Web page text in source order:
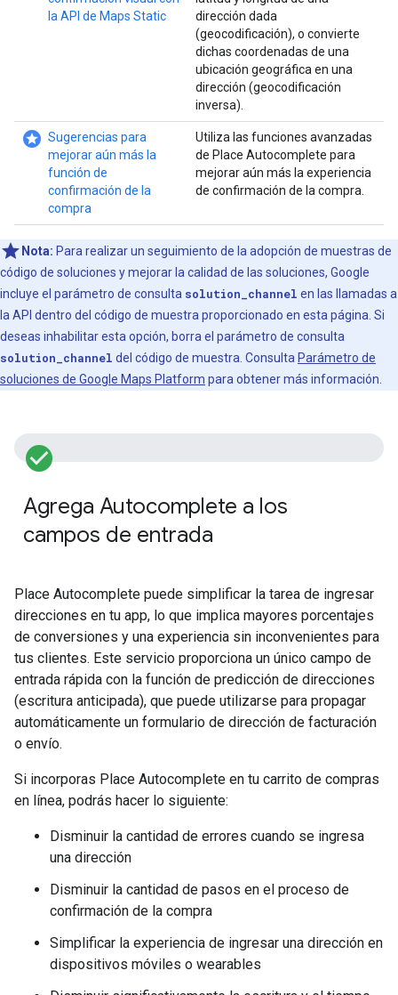
la API de Maps Static
dirección dada
(geocodificación), o convierte
dichas coordenadas de una
ubicación geográfica en una
dirección (geocodificación
inversa).
stars Sugerencias para
mejorar aún más la
función de
confirmación de la
compra
Utiliza las funciones avanzadas
de Place Autocomplete para
mejorar aún más la experiencia
de confirmación de la compra.
Nota: Para realizar un seguimiento de la adopción de muestras de
código de soluciones y mejorar la calidad de las soluciones, Google
incluye el parámetro de consulta solution_channel en las llamadas a
la API dentro del código de muestra proporcionado en esta página. Si
deseas inhabilitar esta opción, borra el parámetro de consulta
solution_channel del código de muestra. Consulta Parámetro de
soluciones de Google Maps Platform para obtener más información.
check_circle_filled
Agrega Autocomplete a los
campos de entrada
Place Autocomplete puede simplificar la tarea de ingresar
direcciones en tu app, lo que implica mayores porcentajes
de conversiones y una experiencia sin inconvenientes para
tus clientes. Este servicio proporciona un único campo de
entrada rápida con la función de predicción de direcciones
(escritura anticipada), que puede utilizarse para propagar
automáticamente un formulario de dirección de facturación
o envío.
Si incorporas Place Autocomplete en tu carrito de compras
en línea, podrás hacer lo siguiente:
Disminuir la cantidad de errores cuando se ingresa
una dirección
Disminuir la cantidad de pasos en el proceso de
confirmación de la compra
Simplificar la experiencia de ingresar una dirección en
dispositivos móviles o wearables